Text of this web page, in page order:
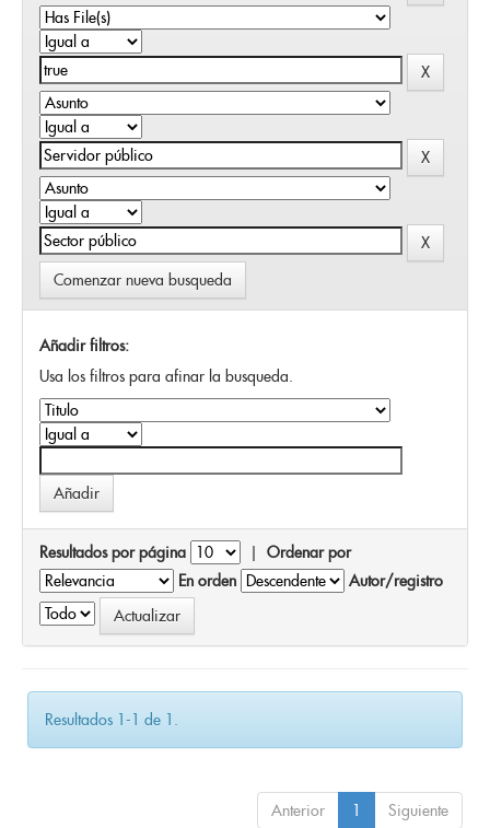
Comenzar nueva busqueda
Añadir filtros:
Usa los filtros para afinar la busqueda.
Resultados por página | Ordenar por
En orden
Autor/registro
Resultados 1-1 de 1.
Anterior 1 Siguiente